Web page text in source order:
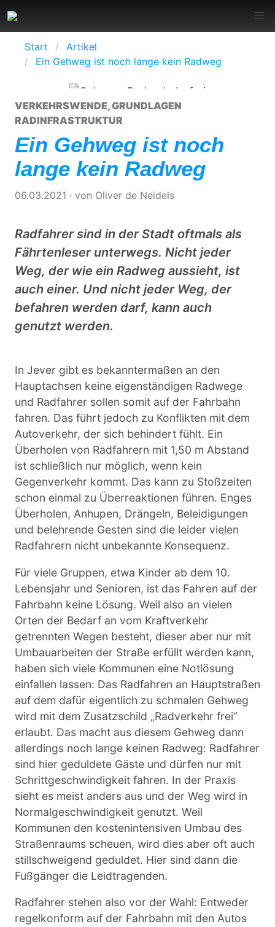
Start
Artikel
Ein Gehweg ist noch lange kein Radweg
VERKEHRSWENDE,GRUNDLAGEN
RADINFRASTRUKTUR
Ein Gehweg ist noch
lange kein Radweg
06.03.2021 · von Oliver de Neidels
Radfahrer sind in der Stadt oftmals als
Fährtenleser unterwegs. Nicht jeder
Weg, der wie ein Radweg aussieht, ist
auch einer. Und nicht jeder Weg, der
befahren werden darf, kann auch
genutzt werden.
In Jever gibt es bekanntermaßen an den
Hauptachsen keine eigenständigen Radwege
und Radfahrer sollen somit auf der Fahrbahn
fahren. Das führt jedoch zu Konflikten mit dem
Autoverkehr, der sich behindert fühlt. Ein
Überholen von Radfahrern mit 1,50 m Abstand
ist schließlich nur möglich, wenn kein
Gegenverkehr kommt. Das kann zu Stoßzeiten
schon einmal zu Überreaktionen führen. Enges
Überholen, Anhupen, Drängeln, Beleidigungen
und belehrende Gesten sind die leider vielen
Radfahrern nicht unbekannte Konsequenz.
Für viele Gruppen, etwa Kinder ab dem 10.
Lebensjahr und Senioren, ist das Fahren auf der
Fahrbahn keine Lösung. Weil also an vielen
Orten der Bedarf an vom Kraftverkehr
getrennten Wegen besteht, dieser aber nur mit
Umbauarbeiten der Straße erfüllt werden kann,
haben sich viele Kommunen eine Notlösung
einfallen lassen: Das Radfahren an Hauptstraßen
auf dem dafür eigentlich zu schmalen Gehweg
wird mit dem Zusatzschild „Radverkehr frei“
erlaubt. Das macht aus diesem Gehweg dann
allerdings noch lange keinen Radweg: Radfahrer
sind hier geduldete Gäste und dürfen nur mit
Schrittgeschwindigkeit fahren. In der Praxis
sieht es meist anders aus und der Weg wird in
Normalgeschwindigkeit genutzt. Weil
Kommunen den kostenintensiven Umbau des
Straßenraums scheuen, wird dies aber oft auch
stillschweigend geduldet. Hier sind dann die
Fußgänger die Leidtragenden.
Radfahrer stehen also vor der Wahl: Entweder
regelkonform auf der Fahrbahn mit den Autos